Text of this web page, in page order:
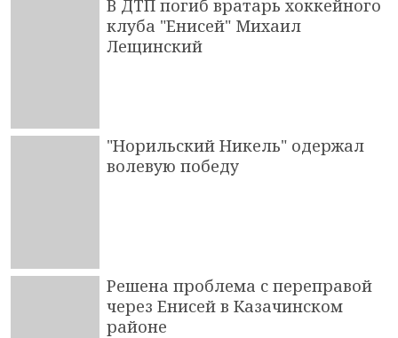
В ДТП погиб вратарь хоккейного
клуба "Енисей" Михаил
Лещинский
"Норильский Никель" одержал
волевую победу
Решена проблема с переправой
через Енисей в Казачинском
районе